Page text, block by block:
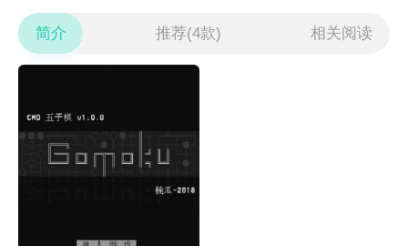
简介 推荐(4款) 相关阅读